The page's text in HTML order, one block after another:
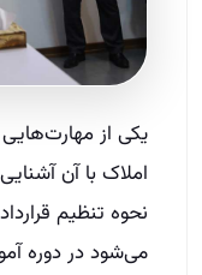
یکی از
املاک با آن
نحوه تنظیم
می‌شود در دوره